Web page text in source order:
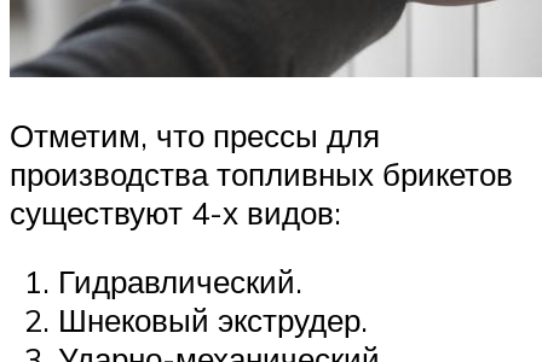
Отметим, что прессы для
производства топливных брикетов
существуют 4-х видов:
Гидравлический.
Шнековый экструдер.